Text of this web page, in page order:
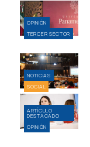
OPINIÓN
TERCER SECTOR
NOTICIAS
SOCIAL
ARTÍCULO
DESTACADO
OPINIÓN